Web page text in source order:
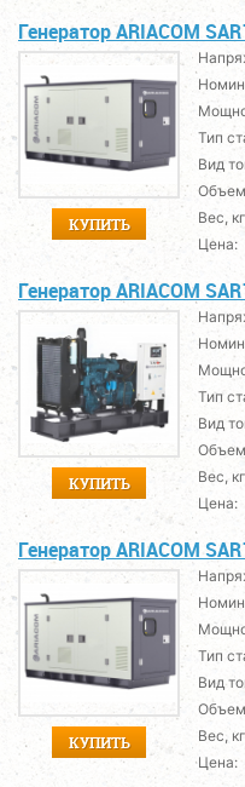
Генератор ARIACOM
КУПИТЬ
Тип
Вид
Объем
Вес,
Цена:
Генератор ARIACOM
КУПИТЬ
Тип
Вид
Объем
Вес, кг
Цена:
Генератор ARIACOM
КУПИТЬ
Тип
Вид
Объем
Вес, кг
Цена: